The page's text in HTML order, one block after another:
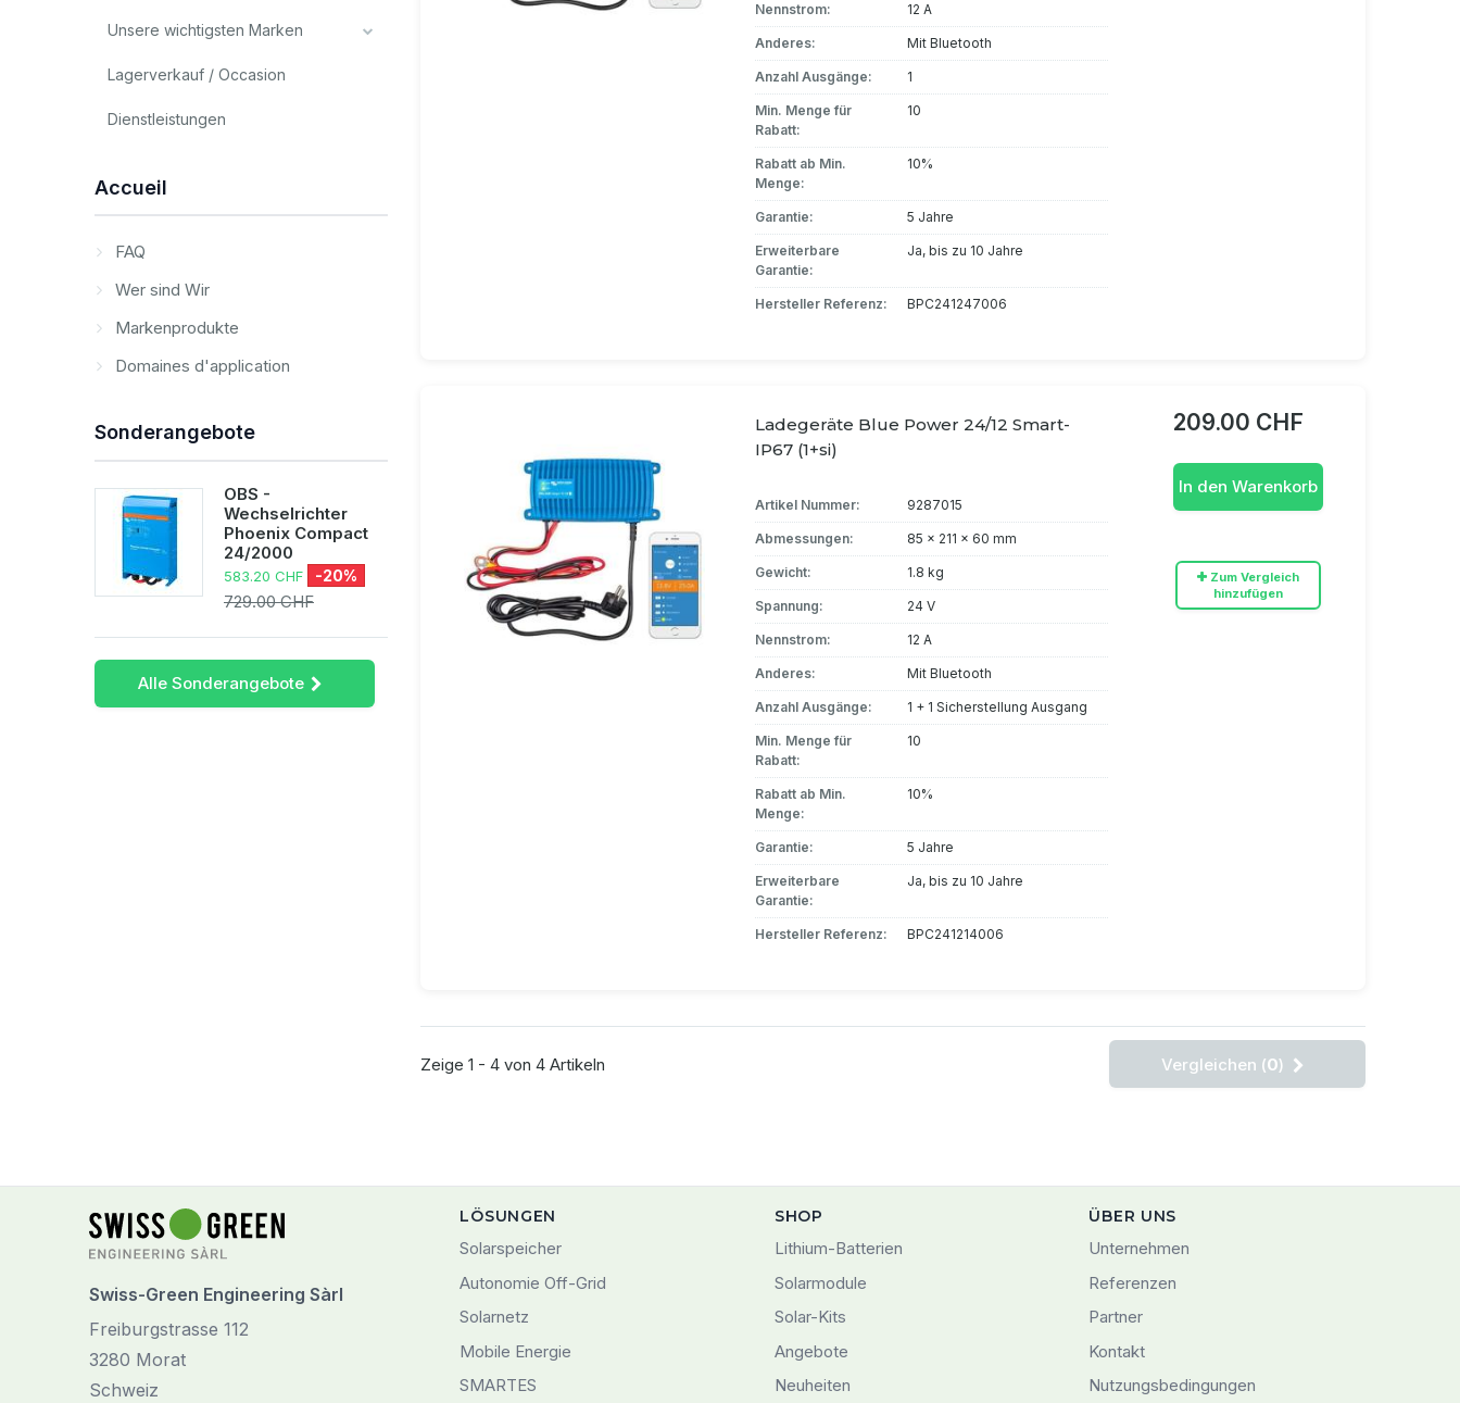
Unsere wichtigsten Marken
Lagerverkauf / Occasion
Dienstleistungen
Accueil
FAQ
Wer sind Wir
Markenprodukte
Domaines d'application
Sonderangebote
OBS -
Wechselrichter
Phoenix Compact
24/2000
583.20 CHF -20%
729.00 CHF
Alle Sonderangebote
Nennstrom: 12 A
Anderes: Mit Bluetooth
Anzahl Ausgänge: 1
Min. Menge für
Rabatt:
10
Rabatt ab Min.
Menge:
10%
Garantie: 5 Jahre
Erweiterbare
Garantie:
Ja, bis zu 10 Jahre
Hersteller Referenz: BPC241247006
Ladegeräte Blue Power 24/12 Smart-
IP67 (1+si)
Artikel Nummer: 9287015
Abmessungen: 85 x 211 x 60 mm
Gewicht: 1.8 kg
Spannung: 24 V
Nennstrom: 12 A
Anderes: Mit Bluetooth
Anzahl Ausgänge: 1 + 1 Sicherstellung Ausgang
Min. Menge für
Rabatt:
10
Rabatt ab Min.
Menge:
10%
Garantie: 5 Jahre
Erweiterbare
Garantie:
Ja, bis zu 10 Jahre
Hersteller Referenz: BPC241214006
209.00 CHF
In den Warenkorb
Zum Vergleich
hinzufügen
Vergleichen (0)
Zeige 1 - 4 von 4 Artikeln
Swiss-Green Engineering Sàrl
Freiburgstrasse 112
3280 Morat
Schweiz
LÖSUNGEN
Solarspeicher
Autonomie Off-Grid
Solarnetz
Mobile Energie
SMARTES
SHOP
Lithium-Batterien
Solarmodule
Solar-Kits
Angebote
Neuheiten
ÜBER UNS
Unternehmen
Referenzen
Partner
Kontakt
Nutzungsbedingungen